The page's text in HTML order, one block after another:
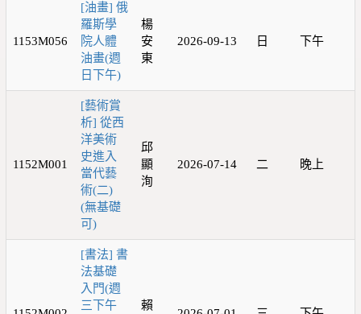
1153M056
[油畫] 俄
羅斯學
院人體
油畫(週
日下午)
楊
安
東
2026-09-13 日 下午
1152M001
[藝術賞
析] 從西
洋美術
史進入
當代藝
術(二)
(無基礎
可)
邱
顯
洵
2026-07-14 二 晚上
[書法] 書
法基礎
入門(週
三下午
賴